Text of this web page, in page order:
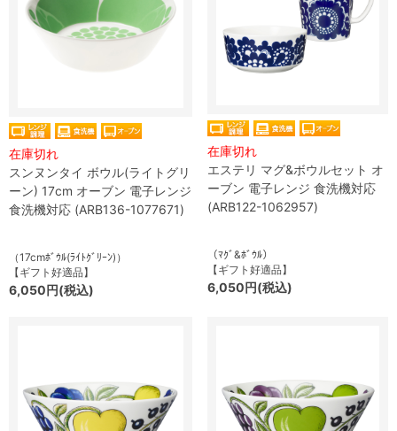
在庫切れ
スンヌンタイ ボウル(ライトグリ
ーン) 17cm オーブン 電子レンジ
食洗機対応 (ARB136-1077671)
（17cmﾎﾞｳﾙ(ﾗｲﾄｸﾞﾘｰﾝ)）
【ギフト好適品】
6,050円(税込)
在庫切れ
エステリ マグ&ボウルセット オ
ーブン 電子レンジ 食洗機対応
(ARB122-1062957)
（ﾏｸﾞ&ﾎﾞｳﾙ）
【ギフト好適品】
6,050円(税込)